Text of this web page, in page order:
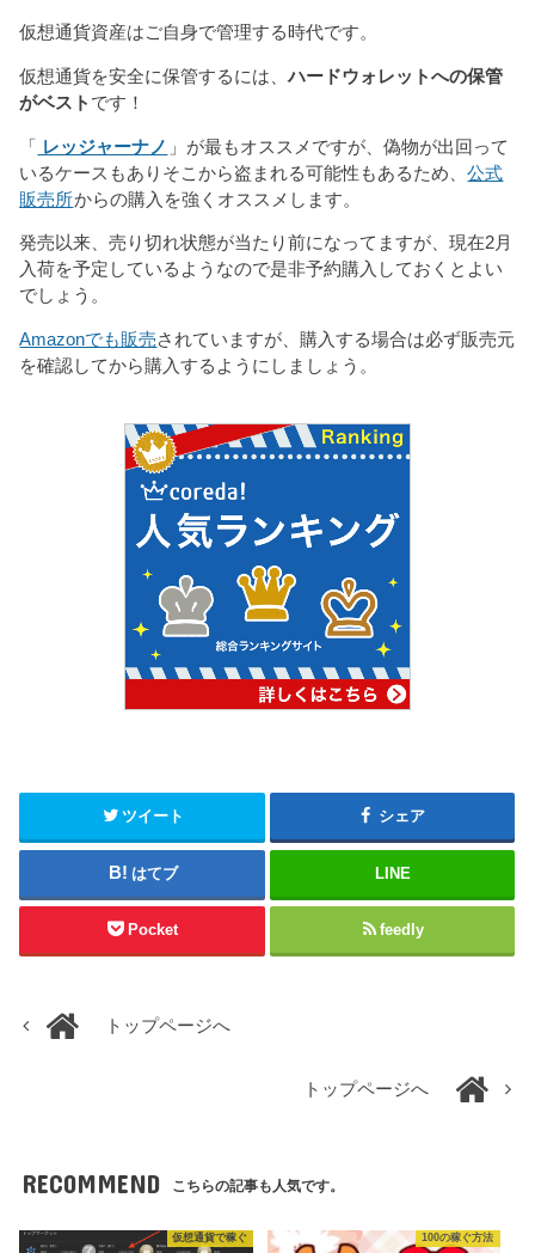
仮想通貨資産はご自身で管理する時代です。
仮想通貨を安全に保管するには、ハードウォレットへの保管
がベスト です！
「 レッジャーナノ 」が最もオススメですが、偽物が出回って
いるケースもありそこから盗まれる可能性もあるため、公式
販売所からの購入を強くオススメします。
発売以来、売り切れ状態が当たり前になってますが、現在2月
入荷を予定しているようなので是非予約購入しておくとよい
でしょう。
Amazonでも販売されていますが、購入する場合は必ず販売元
を確認してから購入するようにしましょう。
ツイート シェア
はてブ LINE
Pocket feedly
トップページへ
トップページへ
RECOMMEND こちらの記事も人気です。
仮想通貨で稼ぐ 100の稼ぐ方法